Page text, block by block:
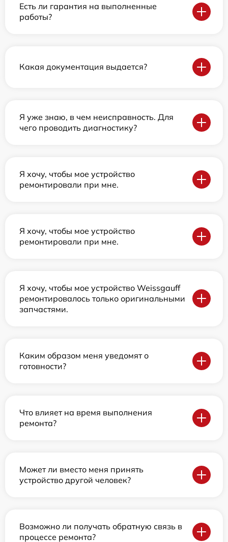
Есть ли гарантия на выполненные
работы?
Какая документация выдается?
Я уже знаю, в чем неисправность. Для
чего проводить диагностику?
Я хочу, чтобы мое устройство
ремонтировали при мне.
Я хочу, чтобы мое устройство
ремонтировали при мне.
Я хочу, чтобы мое устройство Weissgauff
ремонтировалось только оригинальными
запчастями.
Каким образом меня уведомят о
готовности?
Что влияет на время выполнения
ремонта?
Может ли вместо меня принять
устройство другой человек?
Возможно ли получать обратную связь в
процессе ремонта?